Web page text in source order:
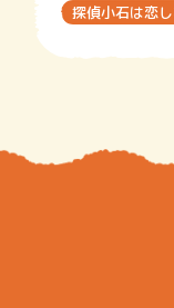
探偵小石は恋